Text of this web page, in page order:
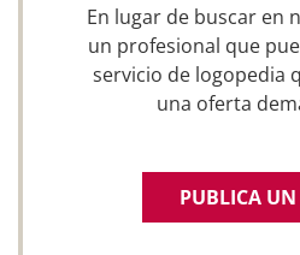
En lugar de buscar en
un profesional que
servicio de logopedia
una oferta
PUBLICA